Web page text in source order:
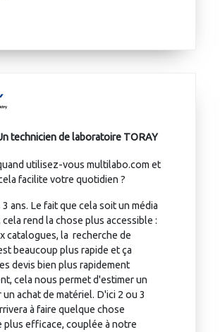
technicien de laboratoire TORAY
utilisez-vous multilabo.com et
facilite votre quotidien ?
3 ans. Le fait que cela soit un média
rend la chose plus accessible :
catalogues, la recherche de
beaucoup plus rapide et ça
devis bien plus rapidement
cela nous permet d'estimer un
un achat de matériel. D'ici 2 ou 3
à faire quelque chose
plus efficace, couplée à notre